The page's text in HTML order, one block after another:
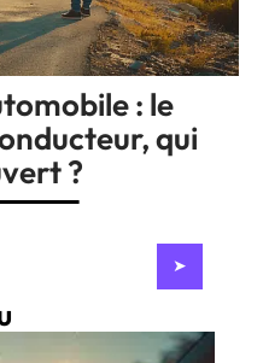
: le
qui
?